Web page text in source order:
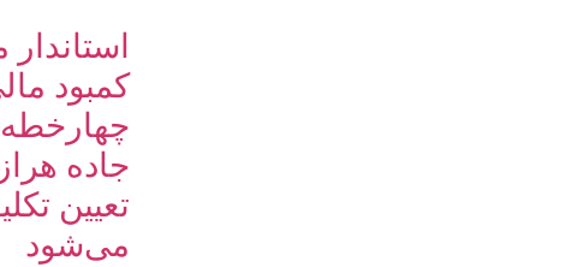
کمبود
جاده
تعیین
می‌شود